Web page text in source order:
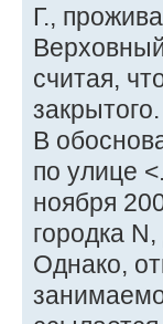
Г.,
считая,
закрытого.
В
по улице
ноября
городка
Однако,